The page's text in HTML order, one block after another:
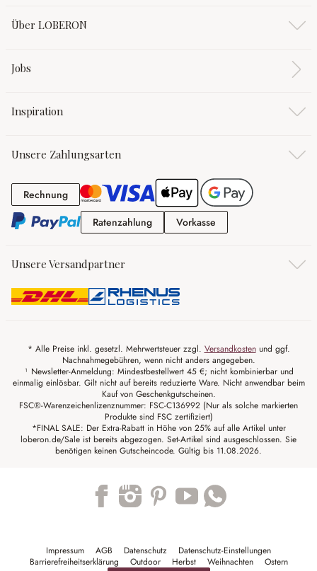
Über LOBERON
Jobs
Inspiration
Unsere Zahlungsarten
RechnungRechnung
RatenzahlungRatenzahlung
Vorkasse
Unsere Versandpartner
* Alle Preise inkl. gesetzl. Mehrwertsteuer zzgl. Versandkostenund ggf.
Nachnahmegebühren, wenn nicht anders angegeben.
¹ Newsletter-Anmeldung: Mindestbestellwert 45 €; nicht kombinierbar und
einmalig einlösbar. Gilt nicht auf bereits reduzierte Ware. Nicht anwendbar beim
Kauf von Geschenkgutscheinen.
FSC®-Warenzeichenlizenznummer: FSC-C136992 (Nur als solche markierten
Produkte sind FSC zertifiziert)
*FINAL SALE: Der Extra-Rabatt in Höhe von 25% auf alle Artikel unter
loberon.de/Sale ist bereits abgezogen. Set-Artikel sind ausgeschlossen. Sie
benötigen keinen Gutscheincode. Gültig bis 11.08.2026.
Impressum AGB Datenschutz
Datenschutz-Einstellungen
Barrierefreiheitserklärung
Outdoor Herbst Weihnachten Ostern